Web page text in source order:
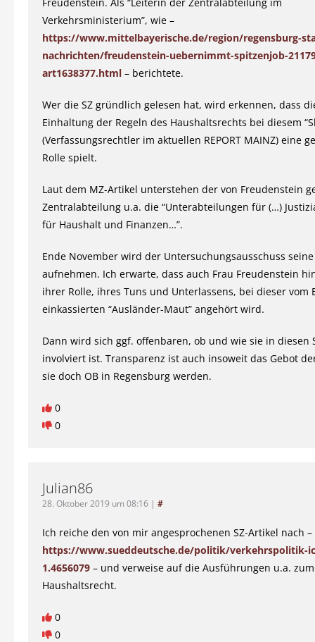
Freudenstein. Als “Leiterin der Zentralabteilung im
Verkehrsministerium”, wie –
https://www.mittelbayerische.de/region/regensburg-
nachrichten/freudenstein-uebernimmt-spitzenjob-
art1638377.html – berichtete.
Wer die SZ gründlich gelesen hat, wird erkennen, dass
Einhaltung der Regeln des Haushaltsrechts bei diesem
(Verfassungsrechtler im aktuellen REPORT MAINZ) eine
Rolle spielt.
Laut dem MZ-Artikel unterstehen der von Freudenstein
Zentralabteilung u.a. die “Unterabteilungen für (…)
für Haushalt und Finanzen…”.
Ende November wird der Untersuchungsausschuss
aufnehmen. Ich erwarte, dass auch Frau Freudenstein
ihrer Rolle, ihres Tuns und Unterlassens, bei dieser vom
einkassierten “Ausländer-Maut” angehört wird.
Dann wird sich ggf. offenbaren, ob und wie sie in diesen
involviert ist. Transparenz ist auch insoweit das Gebot
sie doch OB in Regensburg werden.
0
0
Julian86
28. Oktober 2019 um 08:16 | #
Ich reiche den von mir angesprochenen SZ-Artikel nach –
https://www.sueddeutsche.de/politik/verkehrspolitik-
1.4656079 – und verweise auf die Ausführungen u.a. zum
Haushaltsrecht.
0
0